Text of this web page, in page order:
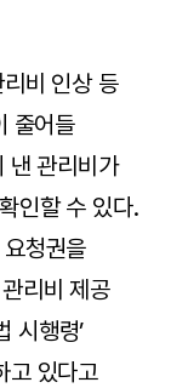
비 인상 등
줄어들
낸 관리비가
인할 수 있다.
청권을
리비 제공
시행령’
고 있다고